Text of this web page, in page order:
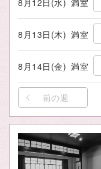
8月12日(水) 満室
8月13日(木) 満室
8月14日(金) 満室
前の週